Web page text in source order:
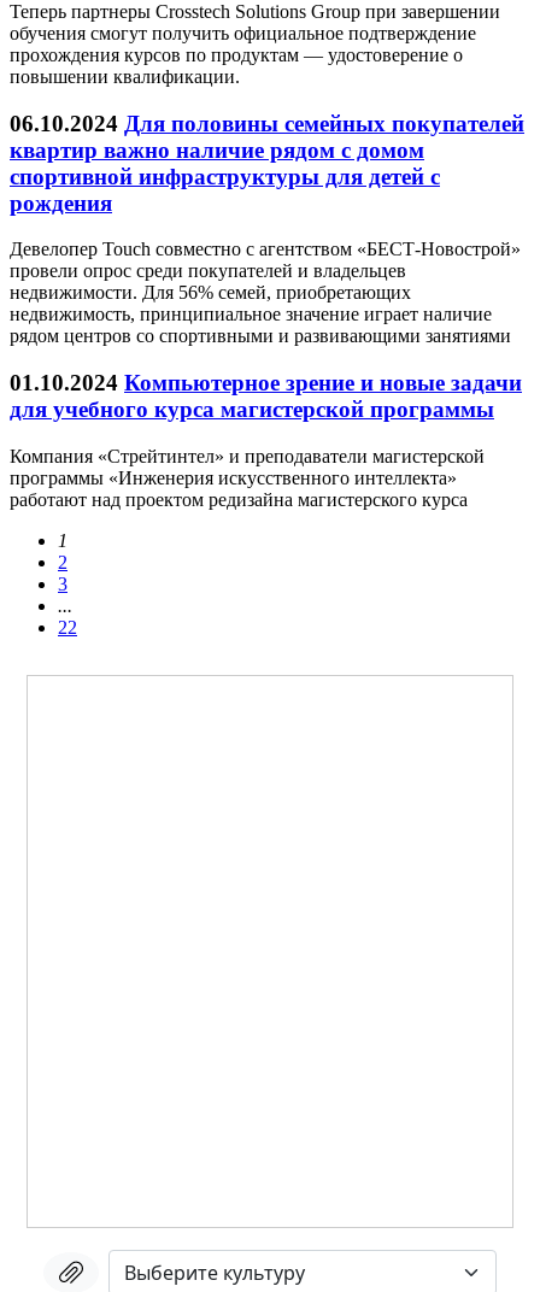
Теперь партнеры Crosstech Solutions Group при завершении
обучения смогут получить официальное подтверждение
прохождения курсов по продуктам — удостоверение о
повышении квалификации.
06.10.2024 Для половины семейных покупателей
квартир важно наличие рядом с домом
спортивной инфраструктуры для детей с
рождения
Девелопер Touch совместно с агентством «БЕСТ-Новострой»
провели опрос среди покупателей и владельцев
недвижимости. Для 56% семей, приобретающих
недвижимость, принципиальное значение играет наличие
рядом центров со спортивными и развивающими занятиями
01.10.2024 Компьютерное зрение и новые задачи
для учебного курса магистерской программы
Компания «Стрейтинтел» и преподаватели магистерской
программы «Инженерия искусственного интеллекта»
работают над проектом редизайна магистерского курса
1
2
3
...
22